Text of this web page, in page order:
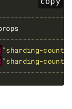
"sharding-count"
"sharding-count"